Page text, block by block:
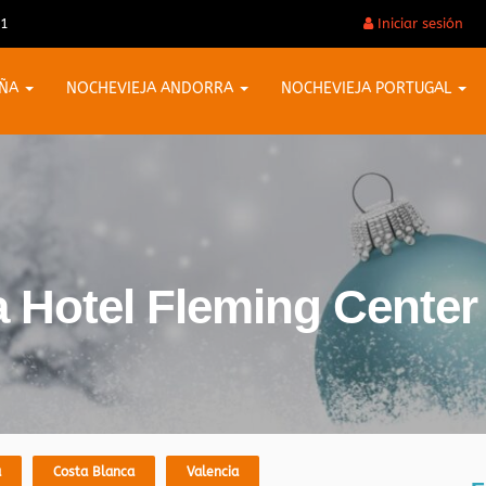
Iniciar sesión
NOCHEVIEJA ANDORRA NOCHEVIEJA PORTUGAL
Hotel Fleming Center
Costa Blanca Valencia